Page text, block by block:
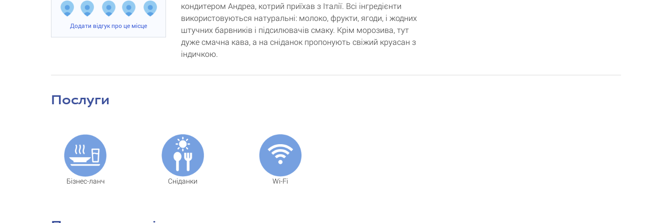
Додати відгук про це місце
кондитером Андреа, котрий приїхав з Італії. Всі інгредієнти
використовуються натуральні: молоко, фрукти, ягоди, і жодних
штучних барвників і підсилювачів смаку. Крім морозива, тут
дуже смачна кава, а на сніданок пропонують свіжий круасан з
індичкою.
Послуги
Бізнес-ланч Сніданки Wi-Fi